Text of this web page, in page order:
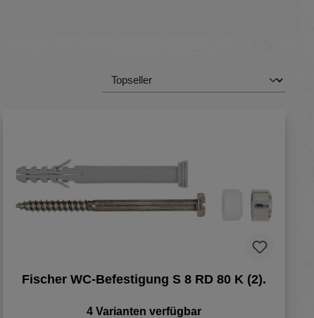
Fischer WC-Befestigung S 8 RD 80 K (2).
4 Varianten verfügbar